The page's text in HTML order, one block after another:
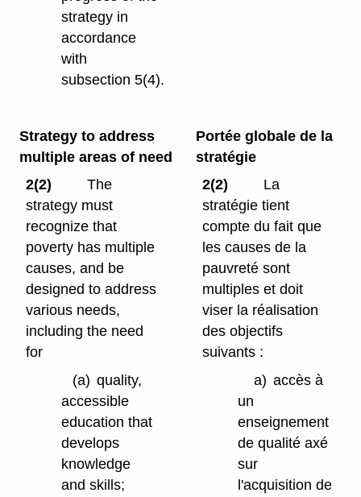
strategy in
accordance
with
subsection 5(4).
Strategy to address
multiple areas of need
2(2)
The
strategy must
recognize that
poverty has multiple
causes, and be
designed to address
various needs,
including the need
for
(a) quality,
accessible
education that
develops
knowledge
and skills;
Portée globale de la
stratégie
2(2)
La
stratégie tient
compte du fait que
les causes de la
pauvreté sont
multiples et doit
viser la réalisation
des objectifs
suivants :
a) accès à
un
enseignement
de qualité axé
sur
l'acquisition de